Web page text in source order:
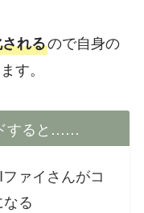
れるので自身の
す。
すると……
ァイさんがコ
る